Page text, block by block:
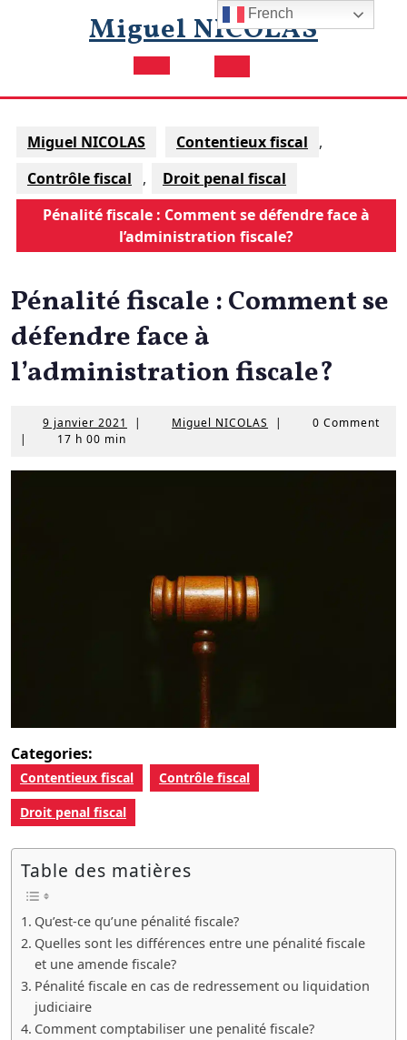
Miguel NICOLAS
Open
Miguel NICOLAS Contentieux fiscal
,
Contrôle fiscal
,
Droit penal fiscal
Pénalité fiscale : Comment se défendre face à
l’administration fiscale?
Pénalité fiscale : Comment se
défendre face à
l’administration fiscale?
9 janvier 2021 | Miguel NICOLAS Miguel
|
0 Comment
|
17 h 00 min
Categories:
Contentieux fiscal
Contrôle fiscal
Droit penal fiscal
Table des matières
Qu’est-ce qu’une pénalité fiscale?
Quelles sont les différences entre une pénalité fiscale
et une amende fiscale?
Pénalité fiscale en cas de redressement ou liquidation
judiciaire
Comment comptabiliser une penalité fiscale?
French